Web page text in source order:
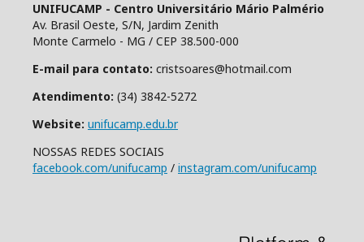
UNIFUCAMP - Centro Universitário Mário Palmério
Av. Brasil Oeste, S/N, Jardim Zenith
Monte Carmelo - MG / CEP 38.500-000
E-mail para contato: cristsoares@hotmail.com
Atendimento: (34) 3842-5272
Website: unifucamp.edu.br
NOSSAS REDES SOCIAIS
facebook.com/unifucamp / instagram.com/unifucamp